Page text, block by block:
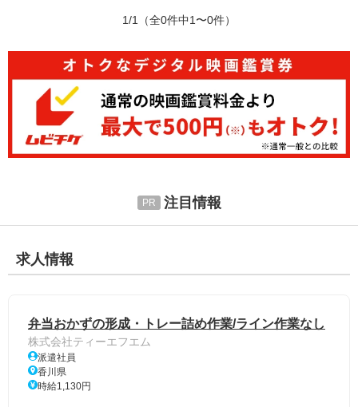
1/1 （全0件中1〜0件）
注目情報
求人情報
弁当おかずの形成・トレー詰め作業/ライン作業なし
株式会社ティーエフエム
派遣社員
香川県
時給1,130円